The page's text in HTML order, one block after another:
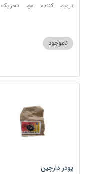
ترمیم کننده مو،
ناموجود
پودر دارچین